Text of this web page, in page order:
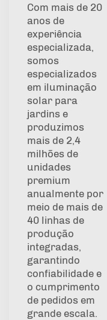
Com mais de 20
anos de
experiência
especializada,
somos
especializados
em iluminação
solar para
jardins e
produzimos
mais de 2,4
milhões de
unidades
premium
anualmente por
meio de mais de
40 linhas de
produção
integradas,
garantindo
confiabilidade e
o cumprimento
de pedidos em
grande escala.